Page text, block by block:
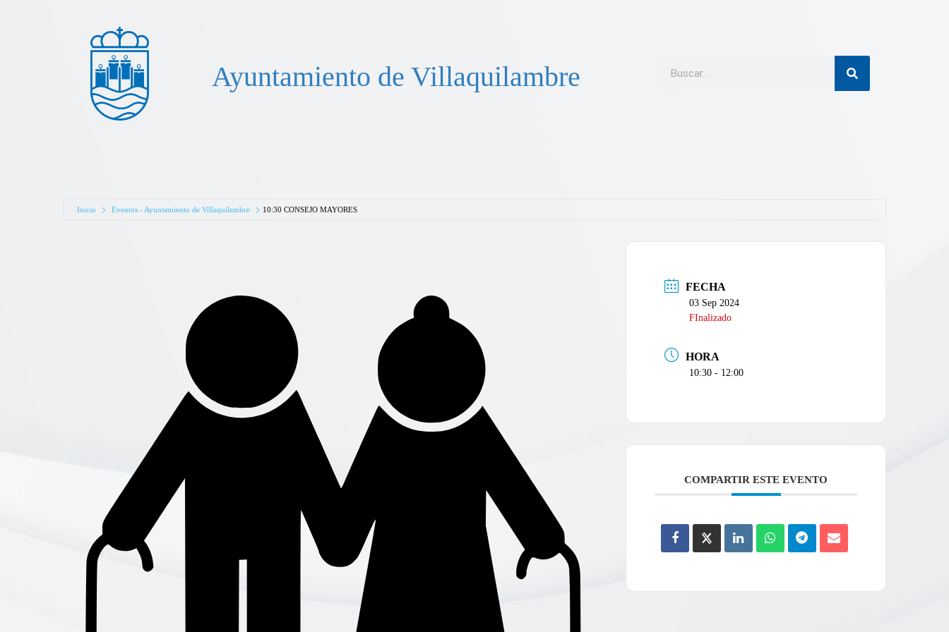
Ayuntamiento de Villaquilambre
Inicio Eventos - Ayuntamiento de Villaquilambre 10:30 CONSEJO MAYORES
FECHA
03 Sep 2024
FInalizado
HORA
10:30 - 12:00
COMPARTIR ESTE EVENTO